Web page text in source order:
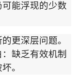
能浮现的少数
更深层问题。
缺乏有效机制
。